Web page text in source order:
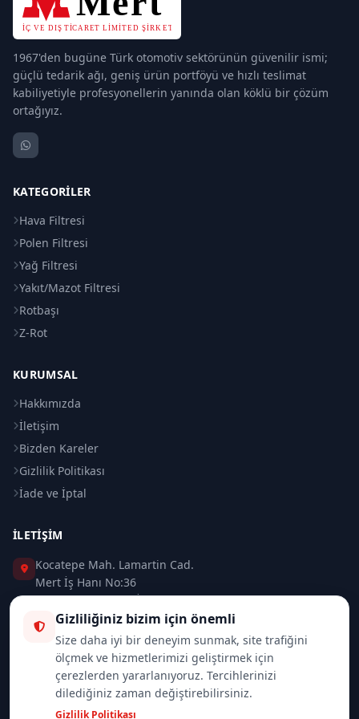
1967'den bugüne Türk otomotiv sektörünün güvenilir ismi;
güçlü tedarik ağı, geniş ürün portföyü ve hızlı teslimat
kabiliyetiyle profesyonellerin yanında olan köklü bir çözüm
ortağıyız.
KATEGORILER
Hava Filtresi
Polen Filtresi
Yağ Filtresi
Yakıt/Mazot Filtresi
Rotbaşı
Z-Rot
KURUMSAL
Hakkımızda
İletişim
Bizden Kareler
Gizlilik Politikası
İade ve İptal
İLETIŞIM
Kocatepe Mah. Lamartin Cad.
Mert İş Hanı No:36
Taksim / Beyoğlu / İSTANBUL
0 (212) 235 37 83
0 (532) 418 08 46
info@merttrade.com
Gizliliğiniz bizim için önemli
Size daha iyi bir deneyim sunmak, site trafiğini
ölçmek ve hizmetlerimizi geliştirmek için
çerezlerden yararlanıyoruz. Tercihlerinizi
dilediğiniz zaman değiştirebilirsiniz.
Gizlilik Politikası